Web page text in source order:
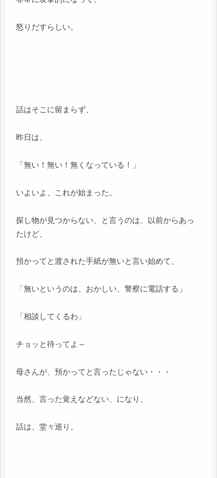
怒りだすらしい。
話はそこに留まらず、
昨日は、
「無い！無い！無くなっている！」
いよいよ、これが始まった。
探し物が見つからない、と言うのは、以前からあっ
たけど、
預かってと渡された手紙が無いと言い始めて、
「無いというのは、おかしい、警察に電話する」
「相談してくるわ」
チョッと待ってよ～
母さんが、預かってと言ったじゃない・・・
当然、言った覚えなどない、になり、
話は、堂々巡り。